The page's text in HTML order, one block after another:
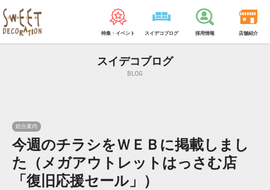
特集・イベント スイデコブログ 採用情報 店舗紹介
スイデコブログ
BLOG
総合案内
今週のチラシをＷＥＢに掲載しまし
た（メガアウトレットはっさむ店
「復旧応援セール」）